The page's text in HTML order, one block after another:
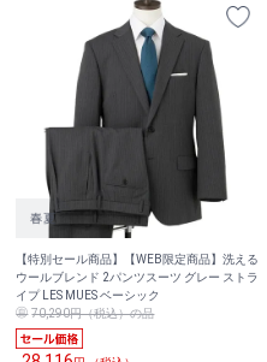
【特別セール商品】【WEB限定商品】洗える
ウールブレンド 2パンツスーツ グレー ストラ
イプ LES MUES ベーシック
70,290円（税込）の品